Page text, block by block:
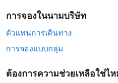
การจองในนามบริษัท
ตัวแทนการเดินทาง
การจองแบบกลุ่ม
ต้องการความช่วยเหลือใช่ไ